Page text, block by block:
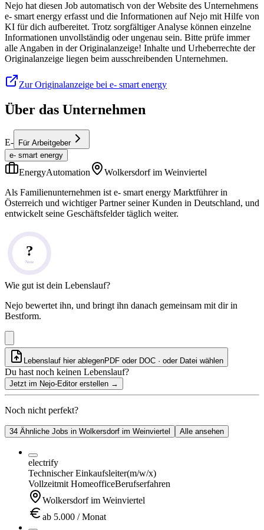
Nejo hat diesen Job automatisch von der Website des Unternehmens
e- smart energy erfasst und die Informationen auf Nejo mit Hilfe von
KI für dich aufbereitet. Trotz sorgfältiger Analyse können einzelne
Informationen unvollständig oder ungenau sein. Bitte prüfe immer
alle Angaben in der Originalanzeige! Inhalte und Urheberrechte der
Originalanzeige liegen beim ausschreibenden Unternehmen.
Zur Originalanzeige bei e- smart energy
Über das Unternehmen
E-
Für Arbeitgeber
e- smart energy
EnergyAutomation
Wolkersdorf im Weinviertel
Als Familienunternehmen ist e- smart energy Marktführer in
Österreich und wichtiger Partner seiner Kunden in Deutschland, und
entwickelt seine Geschäftsfelder täglich weiter.
?
Note
Wie gut ist dein Lebenslauf?
Nejo bewertet ihn, und bringt ihn danach gemeinsam mit dir in
Bestform.
Lebenslauf hier ablegenPDF oder DOC · oder Datei wählen
Du hast noch keinen Lebenslauf?
Jetzt im Nejo-Editor erstellen →
Noch nicht perfekt?
34 Ähnliche Jobs in Wolkersdorf im Weinviertel Alle ansehen
electrify
Technischer Einkaufsleiter(m/w/x)
Vollzeitmit HomeofficeBerufserfahren
Wolkersdorf im Weinviertel
ab 5.000 / Monat